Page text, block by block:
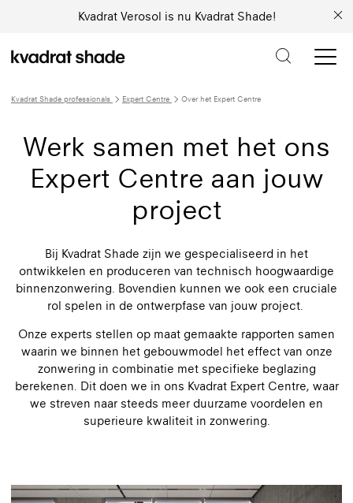
Kvadrat Verosol is nu Kvadrat Shade!
Kvadrat Shade professionals Expert Centre Over het Expert Centre
Werk samen met het ons
Expert Centre aan jouw
project
Bij Kvadrat Shade zijn we gespecialiseerd in het
ontwikkelen en produceren van technisch hoogwaardige
binnenzonwering. Bovendien kunnen we ook een cruciale
rol spelen in de ontwerpfase van jouw project.
Onze experts stellen op maat gemaakte rapporten samen
waarin we binnen het gebouwmodel het effect van onze
zonwering in combinatie met specifieke beglazing
berekenen. Dit doen we in ons Kvadrat Expert Centre, waar
we streven naar steeds meer duurzame voordelen en
superieure kwaliteit in zonwering.